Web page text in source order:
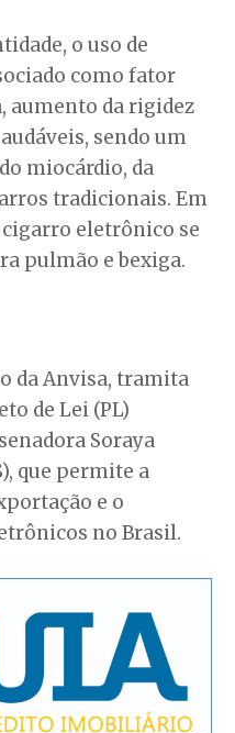
o uso de
como fator
aumento da rigidez
sendo um
miocárdio, da
tradicionais. Em
eletrônico se
pulmão e bexiga.
da Anvisa, tramita
de Lei (PL)
Soraya
que permite a
e o
no Brasil.